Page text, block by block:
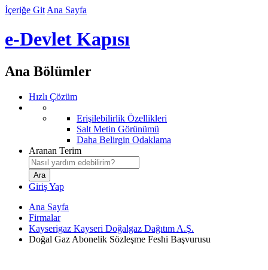
İçeriğe Git Ana Sayfa
e-Devlet Kapısı
Ana Bölümler
Hızlı Çözüm
Erişilebilirlik Özellikleri
Salt Metin Görünümü
Daha Belirgin Odaklama
Aranan Terim
Giriş Yap
Ana Sayfa
Firmalar
Kayserigaz Kayseri Doğalgaz Dağıtım A.Ş.
Doğal Gaz Abonelik Sözleşme Feshi Başvurusu